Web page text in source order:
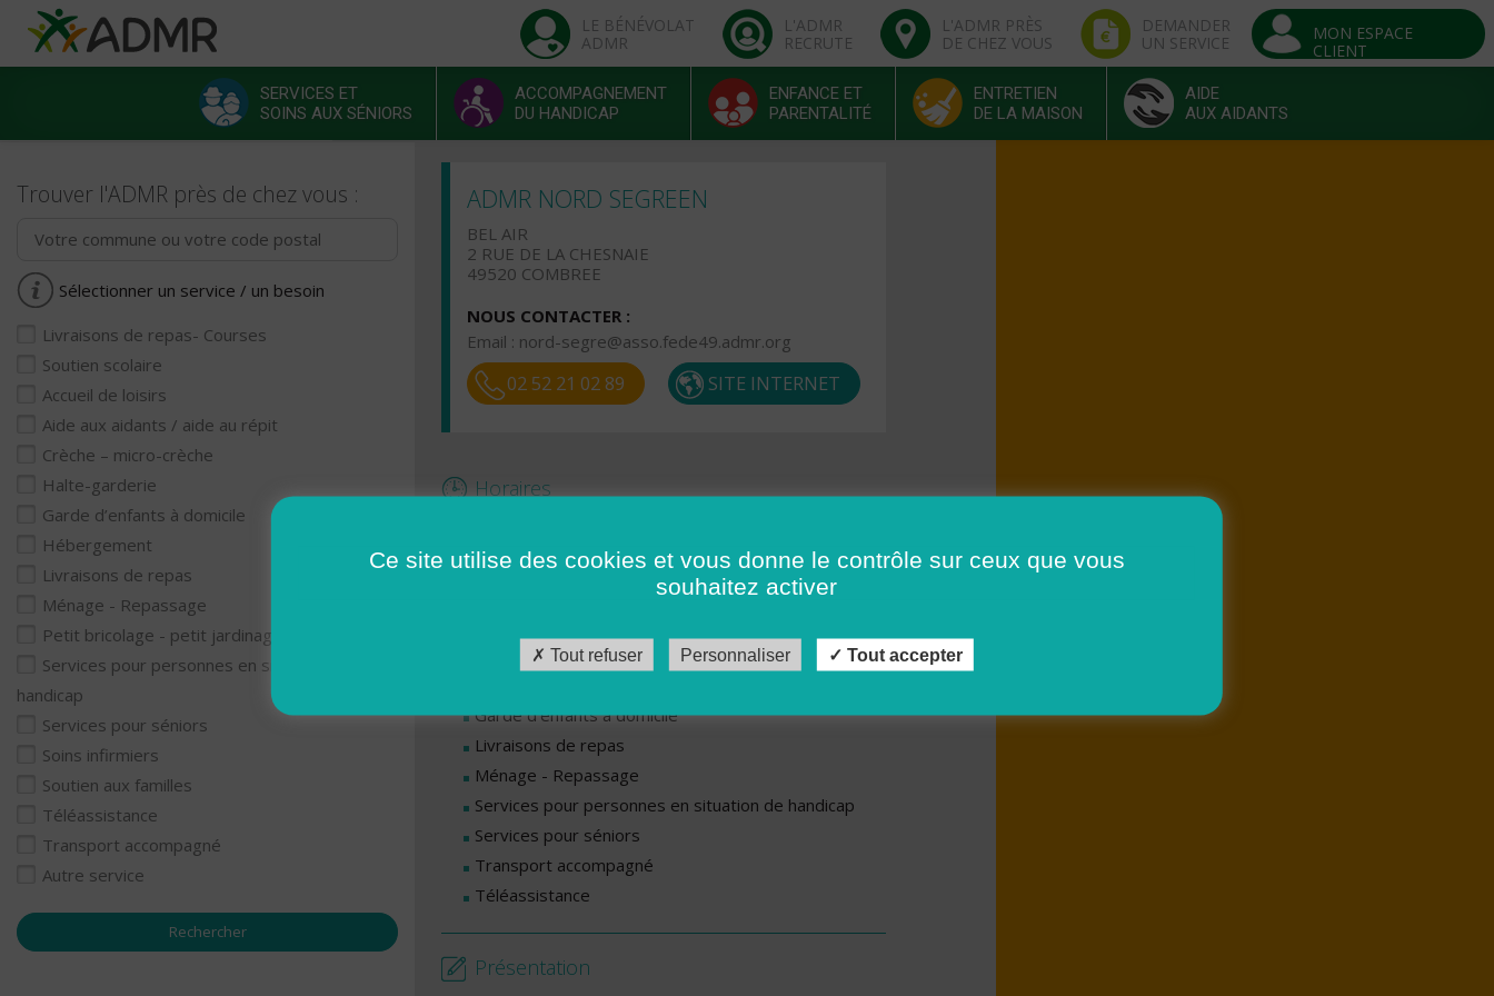
Aller au contenu principal
LE BÉNÉVOLAT
ADMR
L'ADMR
RECRUTE
L'ADMR PRÈS
DE CHEZ VOUS
DEMANDER
UN SERVICE
MON ESPACE
CLIENT
SERVICES ET
SOINS AUX SÉNIORS
ACCOMPAGNEMENT
DU HANDICAP
ENFANCE ET
PARENTALITÉ
ENTRETIEN
DE LA MAISON
AIDE
AUX AIDANTS
Trouver l'ADMR près de chez vous :
Sélectionner un service / un besoin
Livraisons de repas- Courses
Soutien scolaire
Accueil de loisirs
Aide aux aidants / aide au répit
Crèche – micro-crèche
Halte-garderie
Garde d’enfants à domicile
Hébergement
Livraisons de repas
Ménage - Repassage
Petit bricolage - petit jardinage
Services pour personnes en situation de
handicap
Services pour séniors
Soins infirmiers
Soutien aux familles
Téléassistance
Transport accompagné
Autre service
ADMR NORD SEGREEN
BEL AIR
2 RUE DE LA CHESNAIE
49520 COMBREE
NOUS CONTACTER :
Email : nord-segre@asso.fede49.admr.org
02 52 21 02 89 SITE INTERNET
Horaires
Mardi : De 10h00 à 12h00
Mercredi : De 10h00 à 12h00
Services proposés par cette association
Garde d’enfants à domicile
Livraisons de repas
Ménage - Repassage
Services pour personnes en situation de handicap
Services pour séniors
Transport accompagné
Téléassistance
Présentation
Panneau de gestion des cookies
Ce site utilise des cookies et vous donne le contrôle sur ceux que vous
souhaitez activer
Tout refuser Personnaliser Tout accepter